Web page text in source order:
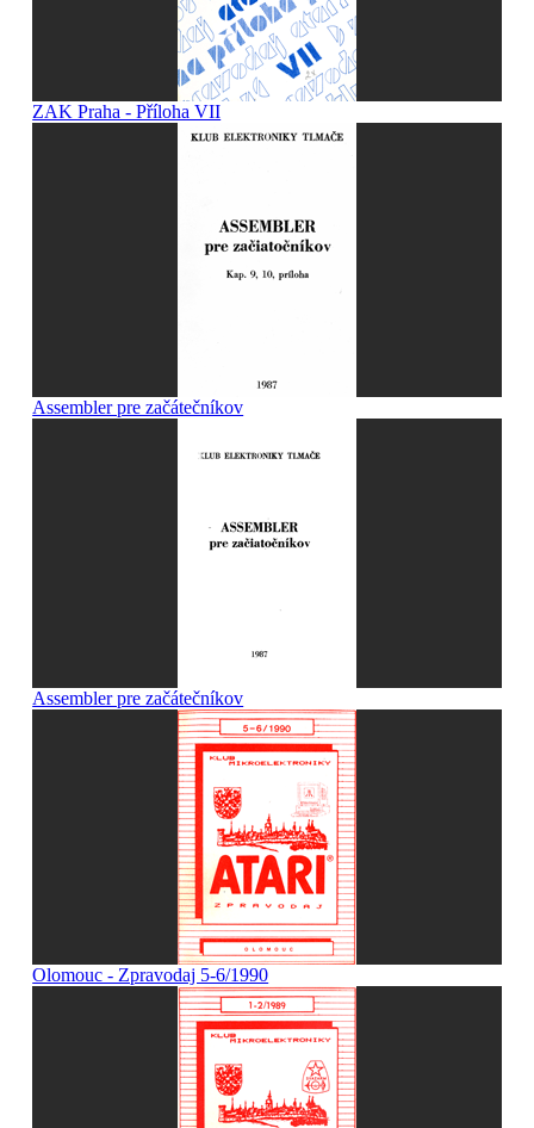
ZAK Praha - Příloha VII
Assembler pre začátečníkov
Assembler pre začátečníkov
Olomouc - Zpravodaj 5-6/1990